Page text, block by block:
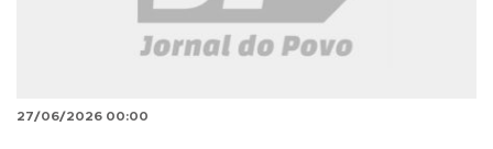
27/06/2026 00:00